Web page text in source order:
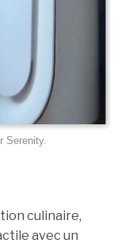
Serenity.
culinaire,
avec un